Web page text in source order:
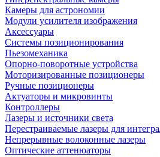
Камеры для астрономии
Модули усилителя изображения
Аксессуары
Системы позиционирования
Пьезомеханика
Опорно-поворотные устройства
Моторизированные позиционеры
Ручные позиционеры
Актуаторы и микровинты
Контроллеры
Лазеры и источники света
Перестраиваемые лазеры для
Непрерывные волоконные лазеры
Оптические аттенюаторы